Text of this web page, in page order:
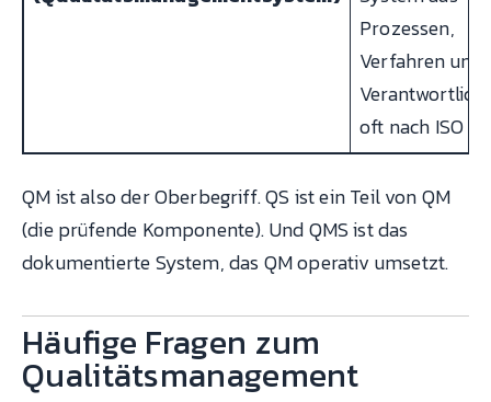
Prozessen,
Verfahren und
oft nach ISO
QM ist also der Oberbegriff. QS ist ein Teil von QM
(die prüfende Komponente). Und QMS ist das
dokumentierte System, das QM operativ umsetzt.
Häufige Fragen zum
Qualitätsmanagement